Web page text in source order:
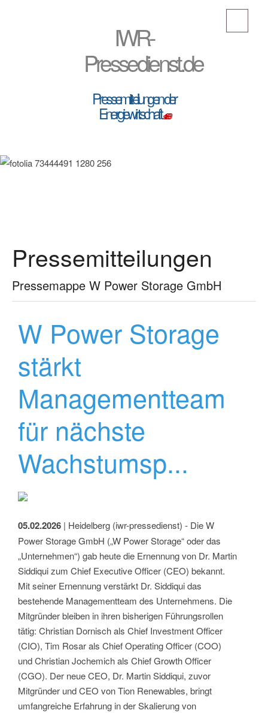
IWR-
Pressedienst.de
Pressemitteilungen der
Energiewirtschaftseit 1999
Pressemitteilungen
Pressemappe W Power Storage GmbH
W Power Storage
stärkt
Managementteam
für nächste
Wachstumsp...
05.02.2026 | Heidelberg (iwr-pressedienst) - Die W
Power Storage GmbH („W Power Storage“ oder das
„Unternehmen“) gab heute die Ernennung von Dr. Martin
Siddiqui zum Chief Executive Officer (CEO) bekannt.
Mit seiner Ernennung verstärkt Dr. Siddiqui das
bestehende Managementteam des Unternehmens. Die
Mitgründer bleiben in ihren bisherigen Führungsrollen
tätig: Christian Dornisch als Chief Investment Officer
(CIO), Tim Rosar als Chief Operating Officer (COO)
und Christian Jochemich als Chief Growth Officer
(CGO). Der neue CEO, Dr. Martin Siddiqui, zuvor
Mitgründer und CEO von Tion Renewables, bringt
umfangreiche Erfahrung in der Skalierung von